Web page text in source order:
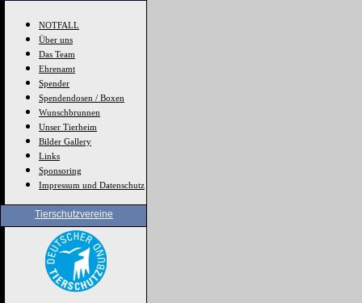
NOTFALL
Über uns
Das Team
Ehrenamt
Spender
Spendendosen / Boxen
Wunschbrunnen
Unser Tierheim
Bilder Gallery
Links
Sponsoring
Impressum und Datenschutz
Tierschutzvereine